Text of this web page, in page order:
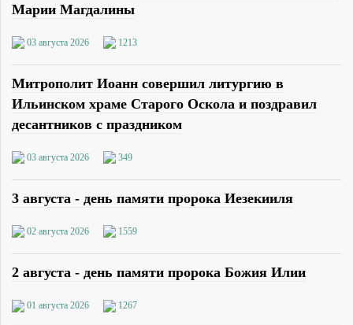
Марии Магдалины
03 августа 2026 1213
Митрополит Иоанн совершил литургию в
Ильинском храме Старого Оскола и поздравил
десантников с праздником
03 августа 2026 349
3 августа - день памяти пророка Иезекииля
02 августа 2026 1559
2 августа - день памяти пророка Божия Илии
01 августа 2026 1267